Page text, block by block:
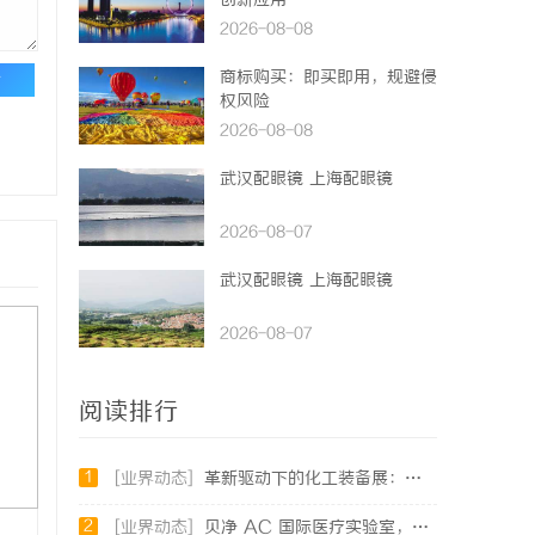
2026-08-08
商标购买：即买即用，规避侵
权风险
2026-08-08
武汉配眼镜 上海配眼镜
2026-08-07
武汉配眼镜 上海配眼镜
2026-08-07
阅读排行
1 [业界动态] 革新驱动下的化工装备展：引领行业未来发展的风向标
2 [业界动态] 贝净 AC 国际医疗实验室，标准化研发体系全解析